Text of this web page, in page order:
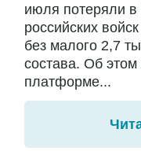
июля потеряли в
российских
без малого 2,7
состава. Об
платформе...